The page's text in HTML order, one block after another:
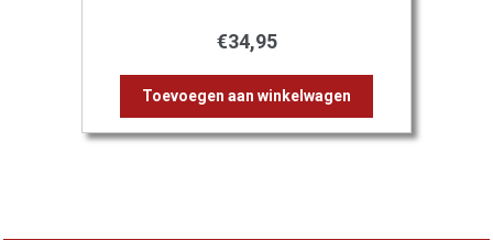
€34,95
Toevoegen aan winkelwagen